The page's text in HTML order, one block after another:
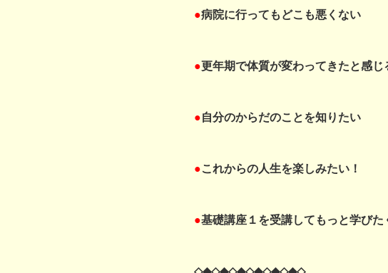
●病院に行ってもどこも悪くない
●更年期で体質が変わってきたと感じ
●自分のからだのことを知りたい
●これからの人生を楽しみたい！
●基礎講座１を受講してもっと学びた